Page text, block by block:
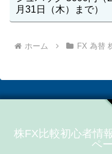
月31日（木）まで）
ホーム FX 為替
株FX比較初心者情
ペ